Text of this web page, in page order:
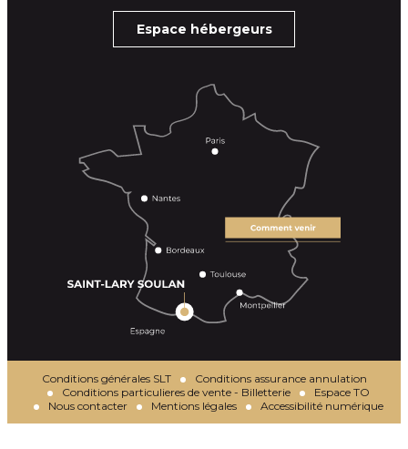
Espace hébergeurs
Conditions générales SLT
Conditions assurance annulation
Conditions particulieres de vente - Billetterie
Espace TO
Nous contacter
Mentions légales Accessibilité numérique